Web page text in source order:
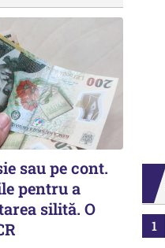
sau pe cont.
pentru a
silită. O